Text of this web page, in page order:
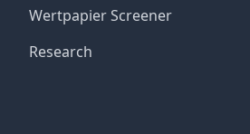
Wertpapier Screener
Research